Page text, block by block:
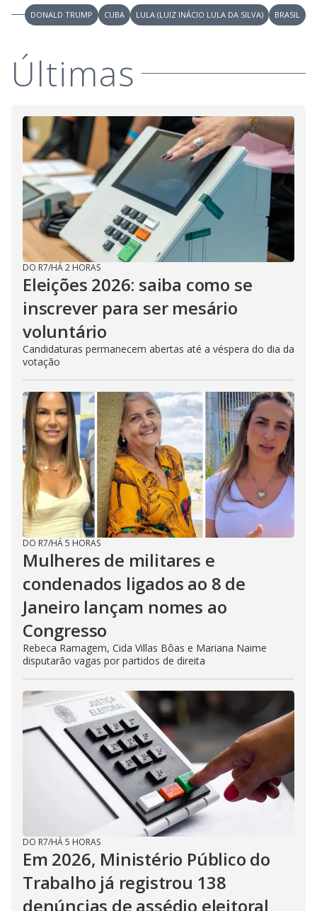
DONALD TRUMP CUBA LULA (LUIZ INÁCIO LULA DA SILVA) BRASIL
Últimas
DO R7/HÁ 2 HORAS
Eleições 2026: saiba como se
inscrever para ser mesário
voluntário
Candidaturas permanecem abertas até a véspera do dia da
votação
DO R7/HÁ 5 HORAS
Mulheres de militares e
condenados ligados ao 8 de
Janeiro lançam nomes ao
Congresso
Rebeca Ramagem, Cida Villas Bôas e Mariana Naime
disputarão vagas por partidos de direita
DO R7/HÁ 5 HORAS
Em 2026, Ministério Público do
Trabalho já registrou 138
denúncias de assédio eleitoral